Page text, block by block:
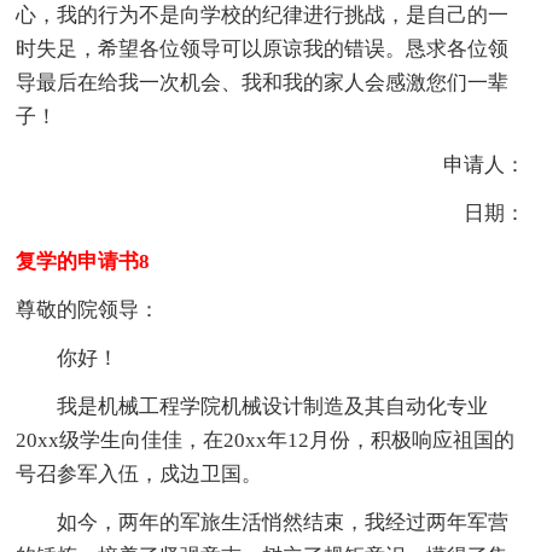
心，我的行为不是向学校的纪律进行挑战，是自己的一
时失足，希望各位领导可以原谅我的错误。恳求各位领
导最后在给我一次机会、我和我的家人会感激您们一辈
子！
申请人：
日期：
复学的申请书8
尊敬的院领导：
你好！
我是机械工程学院机械设计制造及其自动化专业
20xx级学生向佳佳，在20xx年12月份，积极响应祖国的
号召参军入伍，戍边卫国。
如今，两年的军旅生活悄然结束，我经过两年军营